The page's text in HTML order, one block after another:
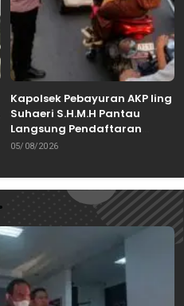
Kapolsek Pebayuran AKP Iing
Suhaeri S.H.M.H Pantau
Langsung Pendaftaran
Bakal Calon Kepala Desa di
05/08/2026